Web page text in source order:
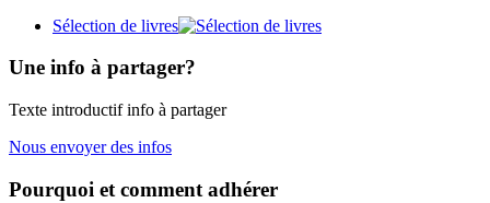
Sélection de livres
Une info à partager?
Texte introductif info à partager
Nous envoyer des infos
Pourquoi et comment adhérer